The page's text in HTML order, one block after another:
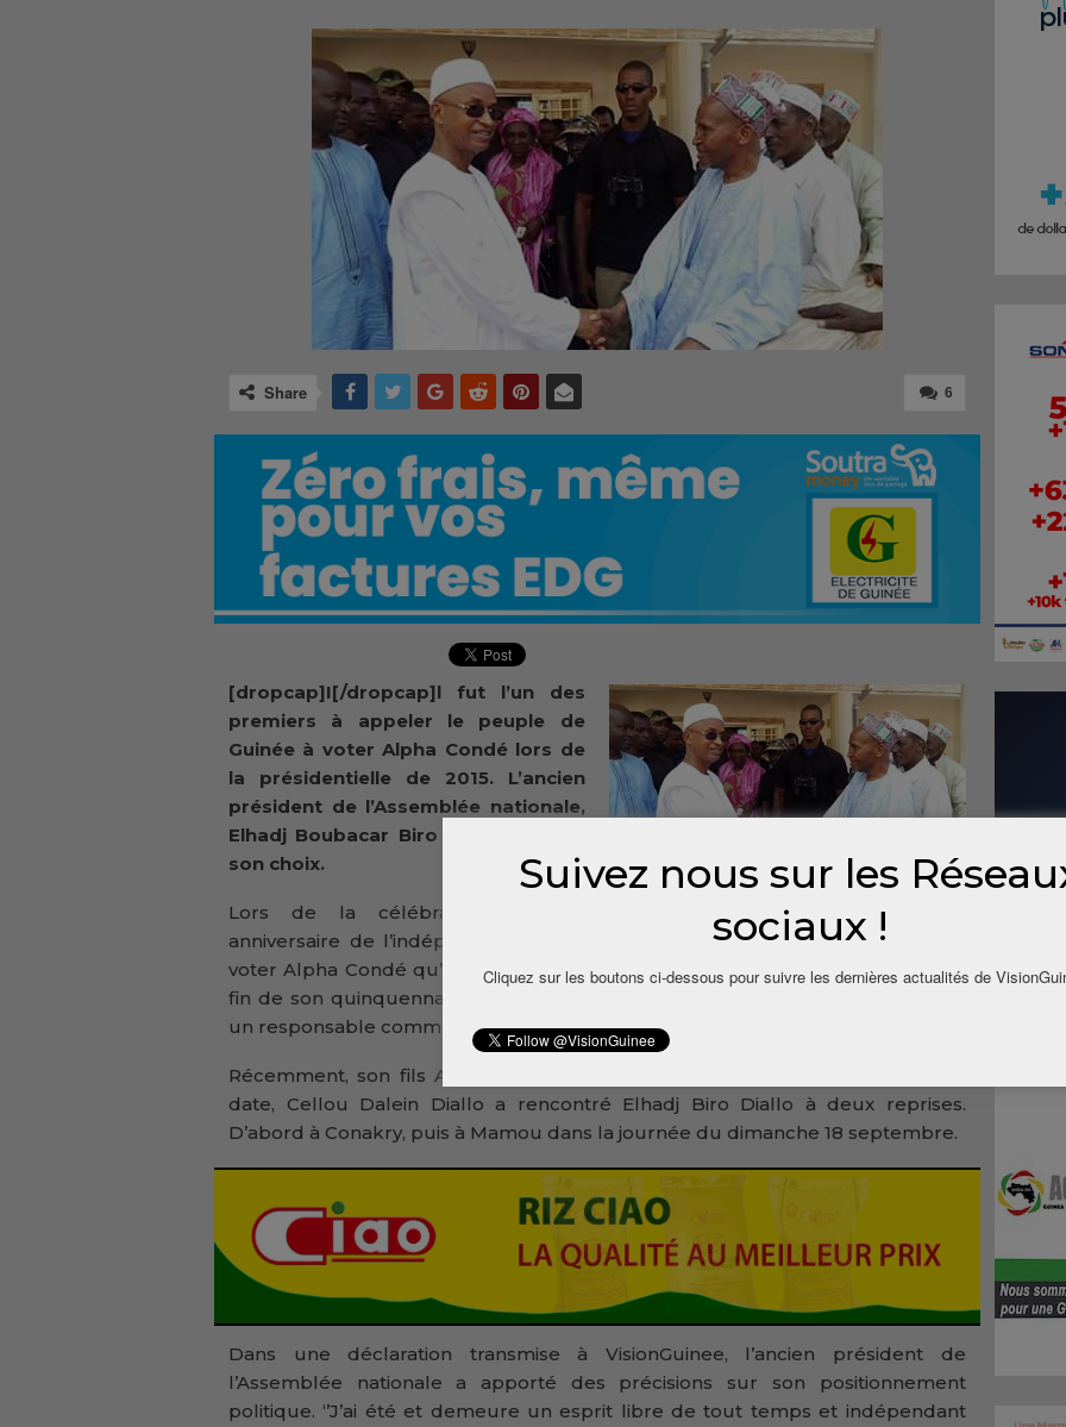
6
Share
[dropcap]I[/dropcap]l fut l’un des
premiers à appeler le peuple de
Guinée à voter Alpha Condé lors de
la présidentielle de 2015. L’ancien
président de l’Assemblée nationale,
Elhadj Boubacar Biro Diallo assume
son choix.
Lors de la célébration du 57
anniversaire de l’indépendance de la Guinée, le doyen Biro Diallo appelé à
voter Alpha Condé qu’il surnomme le ‘’président-bâtisseur’’. ‘’Je pense qu’à la
fin de son quinquennat, nous pourrons dire Dieu merci de nous avoir donné
un responsable comme lui’’, déclarait l’ancien chef du parlement guinéen.
Récemment, son fils Alpha Amadou Diallo a adhéré à l’UFDG. Depuis cette
date, Cellou Dalein Diallo a rencontré Elhadj Biro Diallo à deux reprises.
D’abord à Conakry, puis à Mamou dans la journée du dimanche 18 septembre.
Dans une déclaration transmise à VisionGuinee, l’ancien président de
l’Assemblée nationale a apporté des précisions sur son positionnement
politique. ‘’J’ai été et demeure un esprit libre de tout temps et indépendant
Suivez nous sur les
sociaux !
Cliquez sur les boutons ci-dessous pour suivre les dernières actualités de